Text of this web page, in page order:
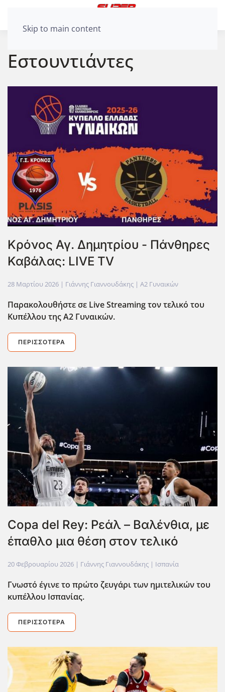
Skip to main content
Εστουντιάντες
Κρόνος Αγ. Δημητρίου - Πάνθηρες
Καβάλας: LIVE TV
28 Μαρτίου 2026 | Γιάννης Γιαννουδάκης | Α2 Γυναικών
Παρακολουθήστε σε Live Streaming τον τελικό του
Κυπέλλου της Α2 Γυναικών.
ΠΕΡΙΣΣΌΤΕΡΑ
Copa del Rey: Ρεάλ – Βαλένθια, με
έπαθλο μια θέση στον τελικό
20 Φεβρουαρίου 2026 | Γιάννης Γιαννουδάκης | Ισπανία
Γνωστό έγινε το πρώτο ζευγάρι των ημιτελικών του
κυπέλλου Ισπανίας.
ΠΕΡΙΣΣΌΤΕΡΑ